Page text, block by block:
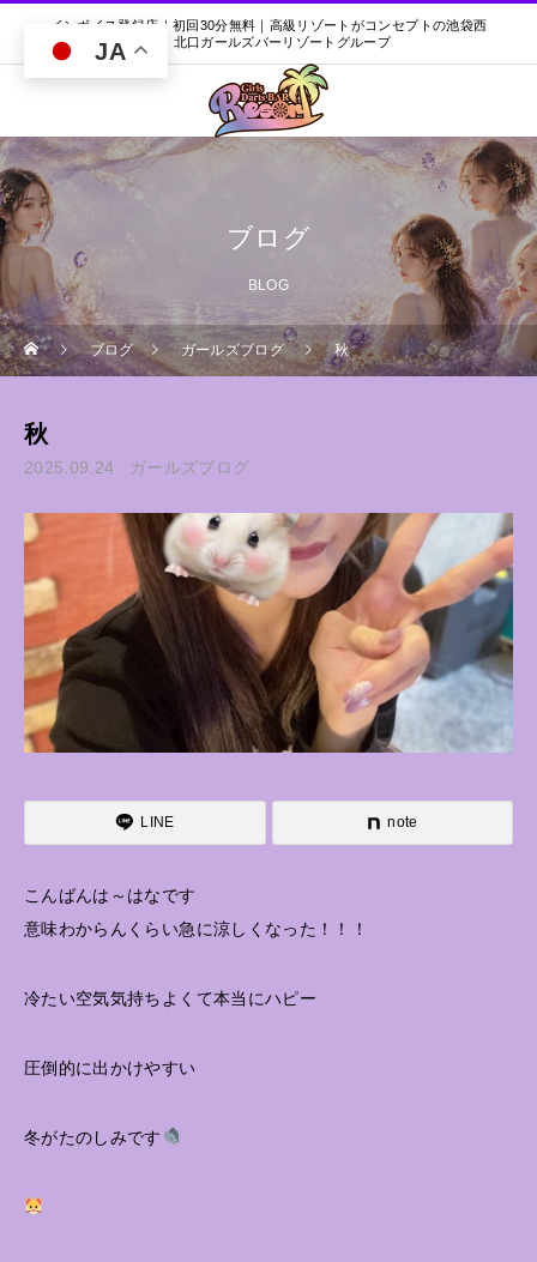
インボイス登録店｜初回30分無料｜高級リゾートがコンセプトの池袋西
口・北口ガールズバーリゾートグループ
ブログ
BLOG
ブログ ガールズブログ 秋
秋
2025.09.24 ガールズブログ
LINE note
こんばんは～はなです
意味わからんくらい急に涼しくなった！！！
冷たい空気気持ちよくて本当にハピー
圧倒的に出かけやすい
冬がたのしみです
JA